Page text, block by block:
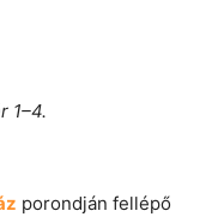
1–4.
porondján fellépő